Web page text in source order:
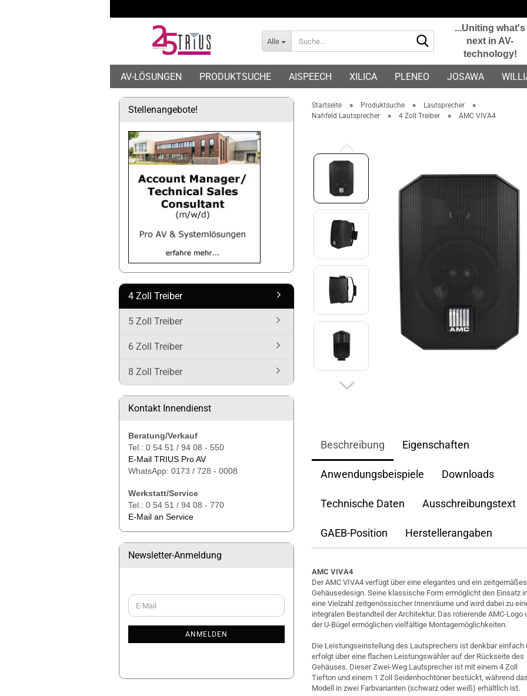
E-Mail
Passwort
Passwort vergessen?
Alle
...Uniting what's
next in AV-
technology!
AV-LÖSUNGEN PRODUKTSUCHE AISPEECH XILICA PLENEO JOSAWA
Startseite » Produktsuche » Lautsprecher »
Nahfeld Lautsprecher » 4 Zoll Treiber » AMC VIVA4
Beschreibung Eigenschaften
Anwendungsbeispiele Downloads
Technische Daten Ausschreibungstext
GAEB-Position Herstellerangaben
AMC VIVA4
Der AMC VIVA4 verfügt über eine elegantes und ein zeitgemäßes
Gehäusedesign. Seine klassische Form ermöglicht den Einsatz
eine Vielzahl zeitgenössischer Innenräume und wird dabei zu
integralen Bestandteil der Architektur. Das rotierende AMC-Logo
der U-Bügel ermöglichen vielfältige Montagemöglichkeiten.
Die Leistungseinstellung des Lautsprechers ist denkbar einfach
erfolgt über eine flachen Leistungswähler auf der Rückseite des
Gehäuses. Dieser Zwei-Weg Lautsprecher ist mit einem 4 Zoll
Tiefton und einem 1 Zoll Seidenhochtöner bestückt, während das
Modell in zwei Farbvarianten (schwarz oder weiß) erhältlich ist.
Stellenangebote!
4 Zoll Treiber
5 Zoll Treiber
6 Zoll Treiber
8 Zoll Treiber
Kontakt Innendienst
Beratung/Verkauf
Tel.: 0 54 51 / 94 08 - 550
E-Mail TRIUS Pro AV
WhatsApp: 0173 / 728 - 0008
Werkstatt/Service
Tel.: 0 54 51 / 94 08 - 770
E-Mail an Service
Newsletter-Anmeldung
WEITER
ZUR
E-
Mail
ANMELDEN